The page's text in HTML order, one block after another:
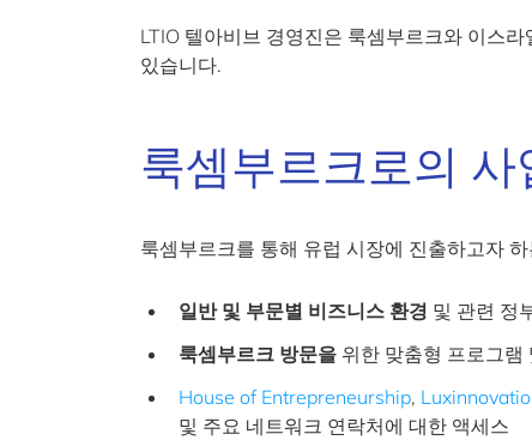
LTIO 텔아비브 경영진은 룩셈부르크와 이스
있습니다.
룩셈부르크로의 사
룩셈부르크를 통해 유럽 시장에 진출하고자
일반 및 부문별 비즈니스 환경 및 관련 정
룩셈부르크 방문을 위한 맞춤형 프로그램
House of Entrepreneurship,
및 주요 네트워크 연락처에 대한 액세스